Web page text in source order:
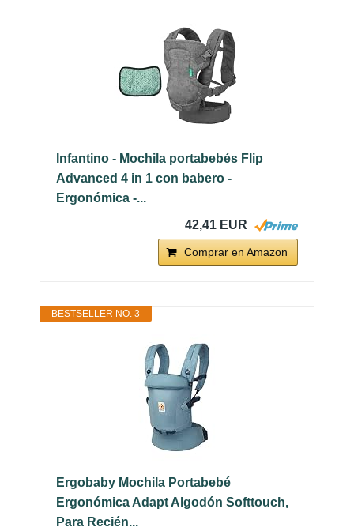
Infantino - Mochila portabebés Flip
Advanced 4 in 1 con babero -
Ergonómica -...
42,41 EUR
Comprar en Amazon
BESTSELLER NO. 3
Ergobaby Mochila Portabebé
Ergonómica Adapt Algodón Softtouch,
Para Recién...